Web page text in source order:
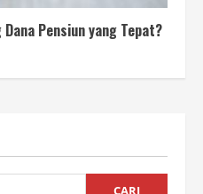
Pensiun yang Tepat?
CARI